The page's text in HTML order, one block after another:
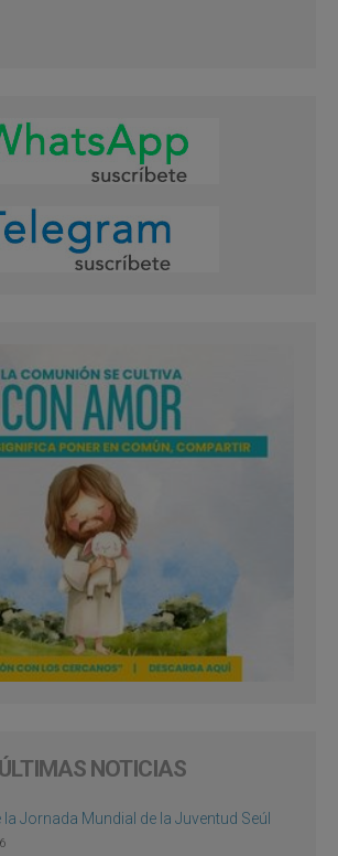
ÚLTIMAS NOTICIAS
Jornada Mundial de la Juventud Seúl